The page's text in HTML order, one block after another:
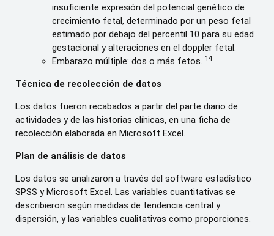
insuficiente expresión del potencial genético de
crecimiento fetal, determinado por un peso fetal
estimado por debajo del percentil 10 para su edad
gestacional y alteraciones en el doppler fetal.
Embarazo múltiple: dos o más fetos. 14
Técnica de recolección de datos
Los datos fueron recabados a partir del parte diario de
actividades y de las historias clínicas, en una ficha de
recolección elaborada en Microsoft Excel.
Plan de análisis de datos
Los datos se analizaron a través del software estadístico
SPSS y Microsoft Excel. Las variables cuantitativas se
describieron según medidas de tendencia central y
dispersión, y las variables cualitativas como proporciones.